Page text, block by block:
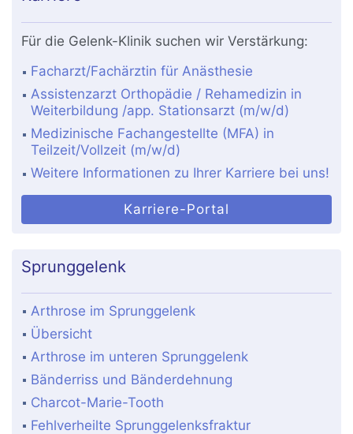
Für die Gelenk-Klinik suchen wir Verstärkung:
Facharzt/Fachärztin für Anästhesie
Assistenzarzt Orthopädie / Rehamedizin in
Weiterbildung /app. Stationsarzt (m/w/d)
Medizinische Fachangestellte (MFA) in
Teilzeit/Vollzeit (m/w/d)
Weitere Informationen zu Ihrer Karriere bei uns!
Karriere-Portal
Sprunggelenk
Arthrose im Sprunggelenk
Übersicht
Arthrose im unteren Sprunggelenk
Bänderriss und Bänderdehnung
Charcot-Marie-Tooth
Fehlverheilte Sprunggelenksfraktur